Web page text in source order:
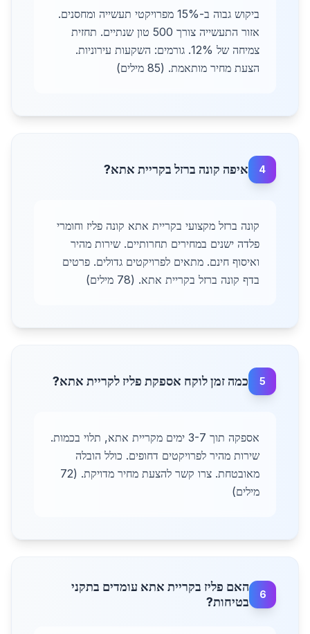
ביקוש גבוה ב-15% מפרויקטי תעשייה ומחסנים.
אזור התעשייה צורך 500 טון שנתיים. תחזית
צמיחה של 12%. גורמים: השקעות עירוניות.
הצעת מחיר מותאמת. (85 מילים)
4 איפה קונה ברזל בקריית אתא?
קונה ברזל מקצועי בקריית אתא קונה פליז וחומרי
פלדה ישנים במחירים תחרותיים. שירות מהיר
ואיסוף חינם. מתאים לפרויקטים גדולים. פרטים
בדף קונה ברזל בקריית אתא. (78 מילים)
5 כמה זמן לוקח אספקת פליז לקריית אתא?
אספקה תוך 3-7 ימים מקריית אתא, תלוי בכמות.
שירות מהיר לפרויקטים דחופים. כולל הובלה
מאובטחת. צרו קשר להצעת מחיר מדויקת. (72
מילים)
6
האם פליז בקריית אתא עומדים בתקני
בטיחות?